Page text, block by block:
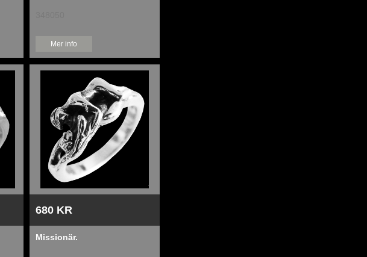
Mer info
680 KR
Missionär.